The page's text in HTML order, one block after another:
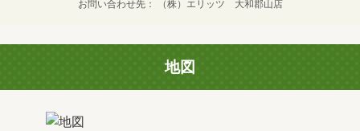
お問い合わせ先 （株）エリッツ 大和郡山店
地図